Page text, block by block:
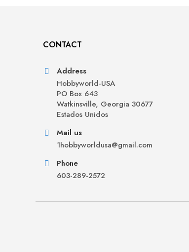
CONTACT
Address
Hobbyworld-USA
PO Box 643
Watkinsville, Georgia 30677
Estados Unidos
Mail us
1hobbyworldusa@gmail.com
Phone
603-289-2572